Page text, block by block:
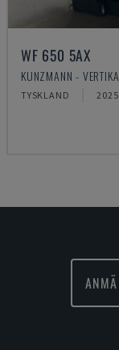
WF 650 5AX
KUNZMANN -
TYSKLAND 2025